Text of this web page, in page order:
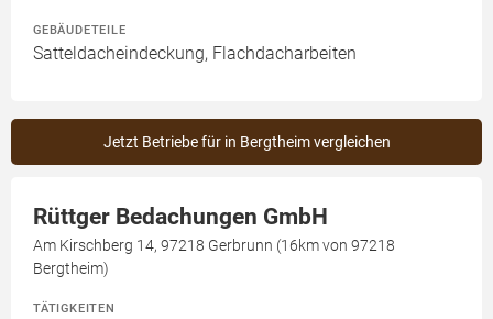
GEBÄUDETEILE
Satteldacheindeckung, Flachdacharbeiten
Jetzt Betriebe für in Bergtheim vergleichen
Rüttger Bedachungen GmbH
Am Kirschberg 14, 97218 Gerbrunn (16km von 97218
Bergtheim)
TÄTIGKEITEN